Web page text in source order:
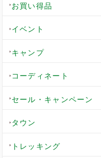
お買い得品
イベント
キャンプ
コーディネート
セール・キャンペーン
タウン
トレッキング